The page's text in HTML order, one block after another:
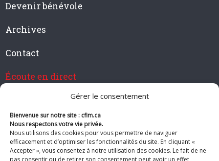
Gérer le consentement
Bienvenue sur notre site : cfim.ca
Nous respectons votre vie privée.
Nous utilisons des cookies pour vous permettre de naviguer
efficacement et d’optimiser les fonctionnalités du site. En cliquant «
Accepter », vous consentez à notre utilisation des cookies. Le fait de ne
pas consentir ou de retirer son consentement peut avoir un effet
Devenir bénévole
Archives
Contact
Écoute en direct
Devenir membre de CFIM